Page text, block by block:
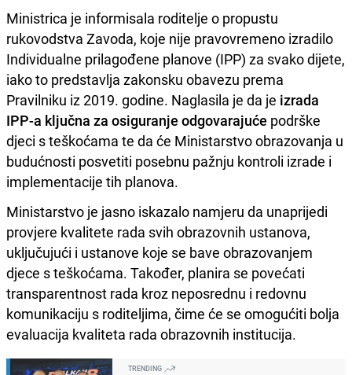
Ministrica je informisala roditelje o propustu
rukovodstva Zavoda, koje nije pravovremeno izradilo
Individualne prilagođene planove (IPP) za svako dijete,
iako to predstavlja zakonsku obavezu prema
Pravilniku iz 2019. godine. Naglasila je da je izrada
IPP-a ključna za osiguranje odgovarajuće podrške
djeci s teškoćama te da će Ministarstvo obrazovanja u
budućnosti posvetiti posebnu pažnju kontroli izrade i
implementacije tih planova.
Ministarstvo je jasno iskazalo namjeru da unaprijedi
provjere kvalitete rada svih obrazovnih ustanova,
uključujući i ustanove koje se bave obrazovanjem
djece s teškoćama. Također, planira se povećati
transparentnost rada kroz neposrednu i redovnu
komunikaciju s roditeljima, čime će se omogućiti bolja
evaluacija kvaliteta rada obrazovnih institucija.
TRENDING